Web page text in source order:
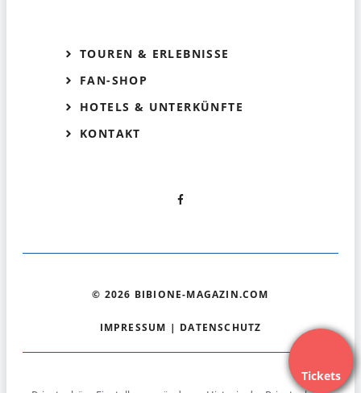
Tickets
TOUREN & ERLEBNISSE
FAN-SHOP
HOTELS & UNTERKÜNFTE
KONTAKT
© 2026 BIBIONE-MAGAZIN.COM
IMPRESSUM | DATENSCHUTZ